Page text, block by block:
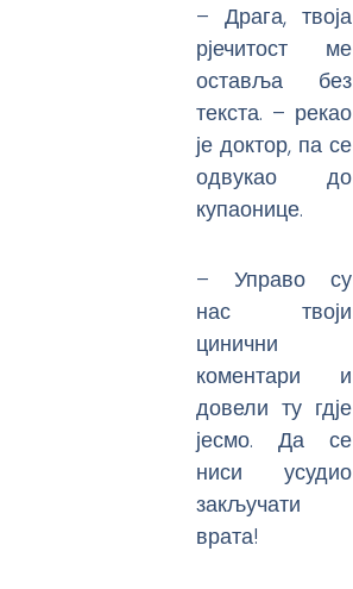
– Драга, твоја
рјечитост ме
оставља без
текста. – рекао
је доктор, па се
одвукао до
купаонице.
– Управо су
нас твоји
цинични
коментари и
довели ту гдје
јесмо. Да се
ниси усудио
закључати
врата!